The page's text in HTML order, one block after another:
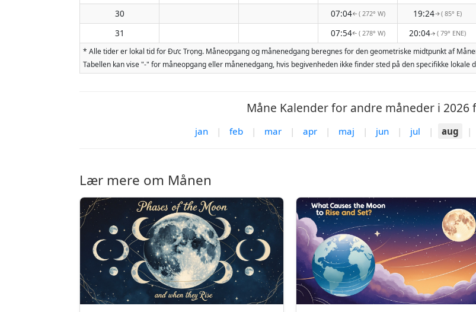
30
07:04↑ ( 272° W) 19:24↑( 85° E)
31
07:54↑( 278° W) 20:04↑( 79° ENE)
* Alle tider er lokal tid for Đưc Trọng. Måneopgang og månenedgang beregnes for den geometriske midtpunkt af
Tabellen kan vise "-" for måneopgang eller månenedgang, hvis begivenheden ikke finder sted på den specifikke
Måne Kalender for andre måneder i 2026
jan | feb | mar | apr | maj | jun | jul | aug |
Lær mere om Månen